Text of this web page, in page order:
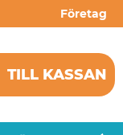
Företag
TILL KASSAN